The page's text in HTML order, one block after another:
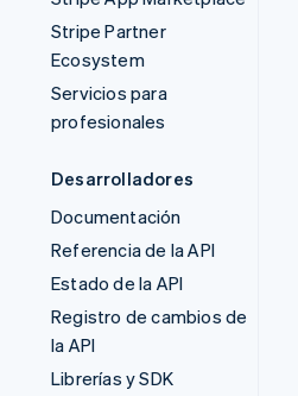
Stripe Partner
Ecosystem
Servicios para
profesionales
Desarrolladores
Documentación
Referencia de la API
Estado de la API
Registro de cambios de
la API
Librerías y SDK